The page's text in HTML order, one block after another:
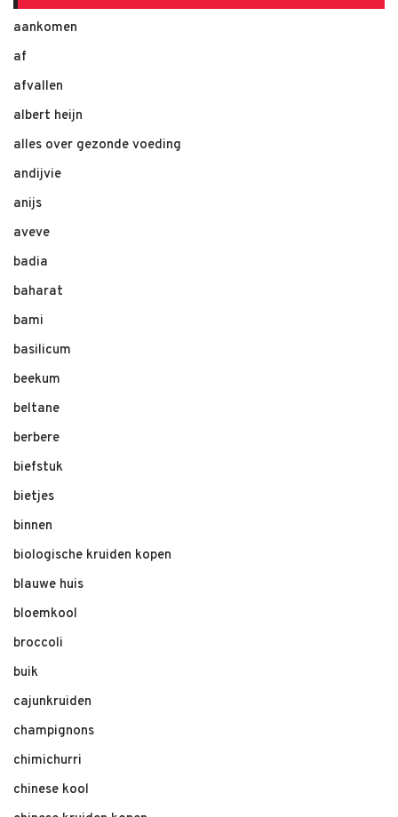
aankomen
af
afvallen
albert heijn
alles over gezonde voeding
andijvie
anijs
aveve
badia
baharat
bami
basilicum
beekum
beltane
berbere
biefstuk
bietjes
binnen
biologische kruiden kopen
blauwe huis
bloemkool
broccoli
buik
cajunkruiden
champignons
chimichurri
chinese kool